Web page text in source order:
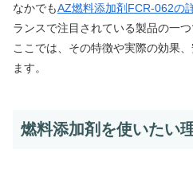
なかでもAZ燃料添加剤FCR-062の
ランスで注目されている製品の一つ
ここでは、その特徴や実際の効果
ます。
燃料添加剤を使いたい